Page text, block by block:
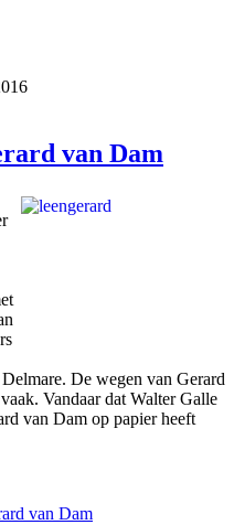
van Dam
De wegen van Gerard
Vandaar dat Walter Galle
van Dam op papier heeft
van Dam